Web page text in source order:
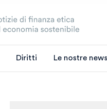
Diritti Le nostre